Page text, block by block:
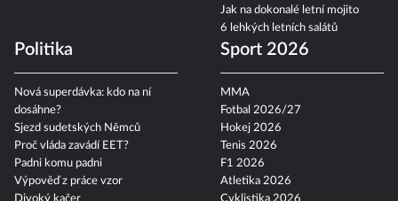
Jak na dokonalé letní mojito
6 lehkých letních salátů
Politika
Nová superdávka: kdo na ní
dosáhne?
Sjezd sudetských Němců
Proč vláda zavádí EET?
Padni komu padni
Výpověď z práce vzor
Sport 2026
MMA
Fotbal 2026/27
Hokej 2026
Tenis 2026
F1 2026
Atletika 2026